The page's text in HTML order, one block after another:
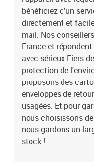
bénéficiez d’un
directement et
mail. Nos
France et
avec sérieux Fiers
protection de
proposons des
enveloppes de
usagées. Et pour
nous choisissons
nous gardons un
stock !